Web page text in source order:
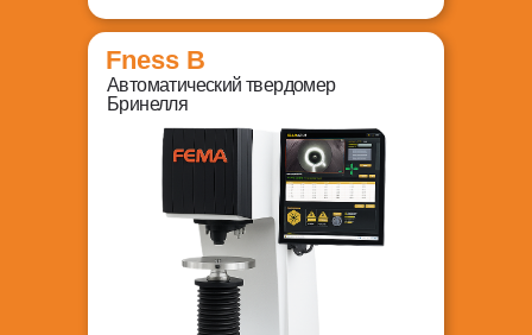
Fness B
Автоматический твердомер
Бринелля